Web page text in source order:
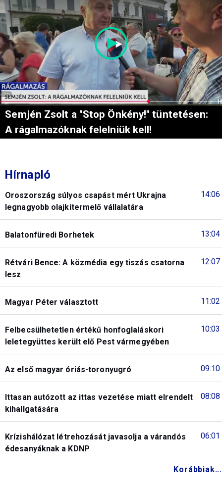
Semjén Zsolt a "Stop Önkény!" tüntetésen:
A rágalmazóknak felelniük kell!
Hírnapló
14:06
Oroszország súlyos csapást mért Ukrajna
legnagyobb olajkitermelő vállalatára
13:04
Balatonfüredi Borhetek
12:07
Rétvári Bence: A közmédia egy tiszás csatorna
lesz
11:02
Magyar Péter választott
10:03
Felbecsülhetetlen értékű honfoglaláskori
leletegyüttes került elő Pest vármegyében
09:10
Az első magyar óriás-toronyugró
08:08
Ittasan autózott az ittas vezetése miatt elrendelt
kihallgatására
06:01
Krízishálózat létrehozását javasolja a várandós
édesanyáknak a KDNP
Korábbiak...